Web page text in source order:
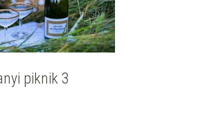
piknik 3